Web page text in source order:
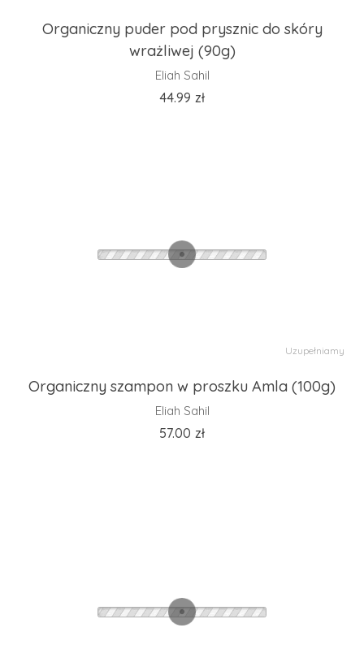
Organiczny puder pod prysznic do skóry
wrażliwej (90g)
Eliah Sahil
44.99 zł
Uzupełniamy
Organiczny szampon w proszku Amla (100g)
Eliah Sahil
57.00 zł